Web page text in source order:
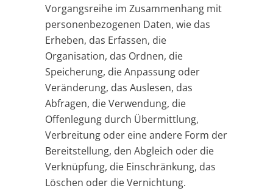
Vorgangsreihe im Zusammenhang mit
personenbezogenen Daten, wie das
Erheben, das Erfassen, die
Organisation, das Ordnen, die
Speicherung, die Anpassung oder
Veränderung, das Auslesen, das
Abfragen, die Verwendung, die
Offenlegung durch Übermittlung,
Verbreitung oder eine andere Form der
Bereitstellung, den Abgleich oder die
Verknüpfung, die Einschränkung, das
Löschen oder die Vernichtung.